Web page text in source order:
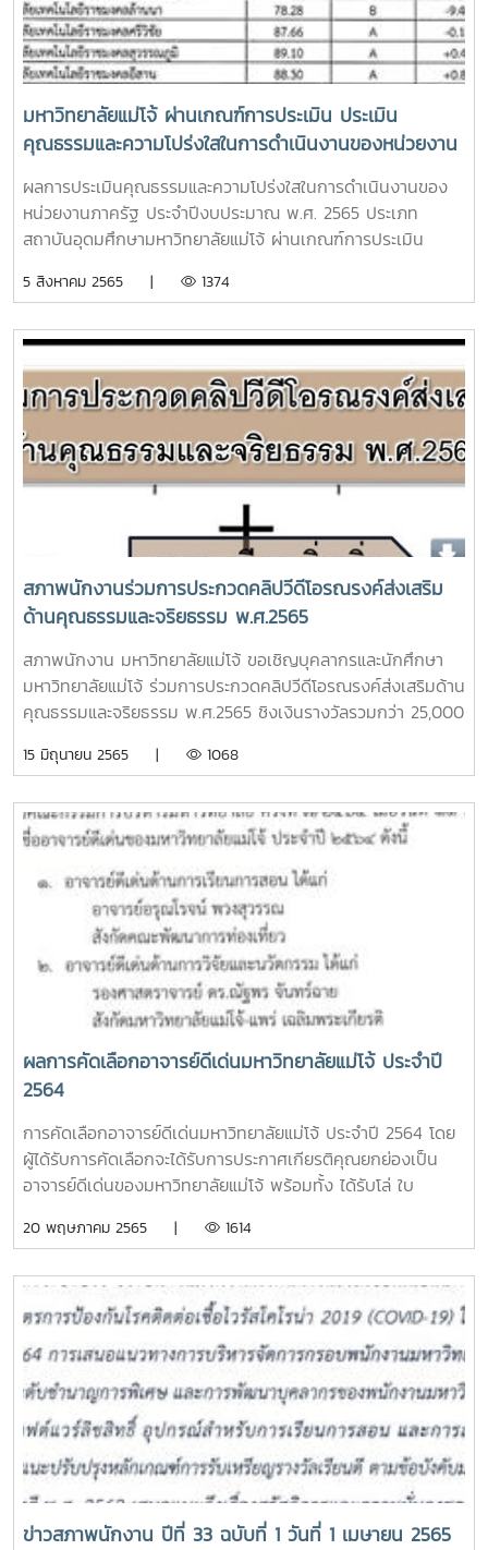
มหาวิทยาลัยแม่โจ้ ผ่านเกณฑ์การประเมิน ประเมิน
คุณธรรมและความโปร่งใสในการดำเนินงานของหน่วยงาน
ภาครัฐ ประจำปีงบประมาณ พ.ศ. 2565 ประเภทสถาบัน
อุดมศึกษา
ผลการประเมินคุณธรรมและความโปร่งใสในการดำเนินงานของ
หน่วยงานภาครัฐ ประจำปีงบประมาณ พ.ศ. 2565 ประเภท
สถาบันอุดมศึกษามหาวิทยาลัยแม่โจ้ ผ่านเกณฑ์การประเมิน
สำนักงาน ป.ป.ช. เรื่อง ผลการประเมินคุณธรรมและความโปร่งใส
ปีงบประมาณ พ.ศ.
2565https://www.nacc.go.th/.../20180831184638361/
คณะกรรมการป้องกัน และปราบปรามการทุจริตแห่งชาติ
5 สิงหาคม 2565 | 1374
สภาพนักงานร่วมการประกวดคลิปวีดีโอรณรงค์ส่งเสริม
ด้านคุณธรรมและจริยธรรม พ.ศ.2565
สภาพนักงาน มหาวิทยาลัยแม่โจ้ ขอเชิญบุคลากรและนักศึกษา
มหาวิทยาลัยแม่โจ้ ร่วมการประกวดคลิปวีดีโอรณรงค์ส่งเสริมด้าน
คุณธรรมและจริยธรรม พ.ศ.2565 ชิงเงินรางวัลรวมกว่า 25,000
ภายใต้หัวข้อ คุณธรรมในโลกดิจิทัล ความยาวไม่เกิน 3 นาที -
ความประทับใจต่ออาจารย์/บุคลากร เรื่องคุณธรรมและจริยธรรม
ความยาวไม่เกิน 3 นาทีส่่งผลงานได้ถึงวันที่ 31 กรกฎาคม 2565
E-mail : Facsenat@mju.ac.th หรือ ทางเฟซบุ๊กเพจ สภาพ
นักงาน ม.แม่โจ้ รายละเอียดเพิ่มเติม เฟซบุ๊กเพจ สภาพนักงาน
ม.แม่โจ้ โทรศัพท์ 053-873020
15 มิถุนายน 2565 | 1068
ผลการคัดเลือกอาจารย์ดีเด่นมหาวิทยาลัยแม่โจ้ ประจำปี
2564
การคัดเลือกอาจารย์ดีเด่นมหาวิทยาลัยแม่โจ้ ประจำปี 2564 โดย
ผู้ได้รับการคัดเลือกจะได้รับการประกาศเกียรติคุณยกย่องเป็น
อาจารย์ดีเด่นของมหาวิทยาลัยแม่โจ้ พร้อมทั้ง ได้รับโล่ ใบ
บริหารงานบุคคลมหาวิทยาลัยแม่โจ้ เรื่อง หลักเกณฑ์ วิธีการ คัด
2562 ประกอบกับมติที่ประชุมคณะกรรมการบริหารมหาวิทยาลัย
ครั้งที่ 7/2565 เมื่อวันที่ 11 พฤษภาคม 2565 ผลการคัดเลือก
อาจารย์ดีเด่นของมหาวิทยาลัยแมโจ้ ประจำปี 2564 มีดังนี้1.
อาจารย์ดีเด่นด้านการเรียนการสอน ได้แก่ อาจารย์อรุณโรจน์
พวงสุวรรณ สังกัดคณะพัฒนาการท่องเที่ยว2. อาจารย์ดีเด่น
ด้านการวิจัยและนวัตกรรม ได้แก่ รองศาสตราจารย์ ดร.ณัฐพร
จันทร์ฉาย สังกัดมหาวิทยาลัยแม่โจ้-แพร่ เฉลิมพระเกียรติ3.
อาจารย์ดีเด่นด้านบริการวิชาการ ได้แก่ ผู้ช่วยศาสตราจารย์
ดร.ธเนศ ไชยชนะ สังกัดวิทยาลัยพลังงานทดแทน4. อาจารย์ดี
เด่นด้านทำนุบำรุงศิลปวัฒนธรรม ได้แก่ ผู้ช่วยศาสตราจารย์ฐา
20 พฤษภาคม 2565 | 1614
ข่าวสภาพนักงาน ปีที่ 33 ฉบับที่ 1 วันที่ 1 เมษายน 2565